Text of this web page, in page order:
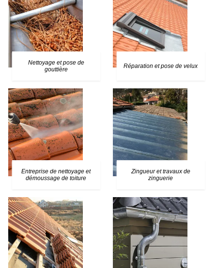
Nettoyage et pose de
gouttière
Réparation et pose de velux
Entreprise de nettoyage et
démoussage de toiture
Zingueur et travaux de
zinguerie